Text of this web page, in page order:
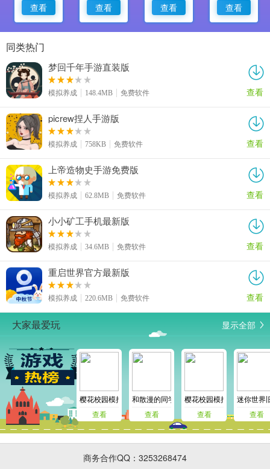
查看
查看
查看
查看
同类热门
梦回千年手游直装版
模拟养成 148.4MB 免费软件 查看
picrew捏人手游版
模拟养成 758KB 免费软件 查看
上帝造物史手游免费版
模拟养成 62.8MB 免费软件 查看
小小矿工手机最新版
模拟养成 34.6MB 免费软件 查看
重启世界官方最新版
模拟养成 220.6MB 免费软件 查看
大家最爱玩 显示全部
樱花校园模拟器十八汉化版
查看
和散漫的同学一起度过的生活安卓版
查看
樱花校园模拟器万圣节版
查看
迷你世界
查看
商务合作QQ：3253268474